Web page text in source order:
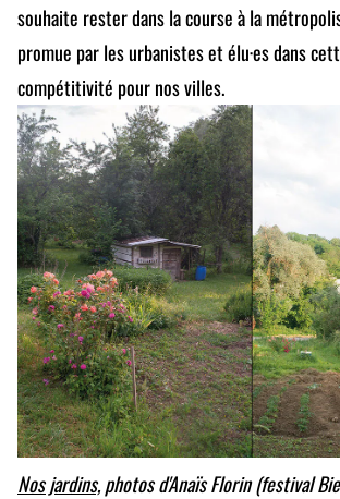
souhaite rester dans la course à la
promue par les urbanistes et élu·es dans
compétitivité pour nos villes.
Nos jardins,photos d'Anaïs Florin (festival